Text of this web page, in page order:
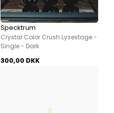
Specktrum
Crystal Color Crush Lysestage -
Single - Dark
300,00 DKK